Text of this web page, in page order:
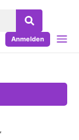
Anmelden